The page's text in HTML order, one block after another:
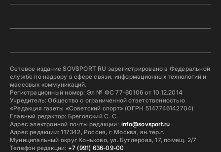
Сетевое издание SOVSPORT RU зарегистрировано в Федеральной
службе по надзору в сфере связи, информационных технологий и
массовых коммуникаций.
Регистрационный номер: Эл № ФС 77-60106 от 10.12.2014
Учредитель: Общество с ограниченной ответственностью
«Редакция газеты «Советский спорт» (ОГРН 5147746142704)
Главный редактор: Бреговский С. С.
Адрес электронной почты редакции: info@sovsport.ru
Адрес редакции: 117342, Россия, г. Москва, вн.тер.г.
Муниципальный округ Коньково, ул. Бутлерова, 17, помещ. 2/7
Телефон редакции: +7 (991) 636-09-00